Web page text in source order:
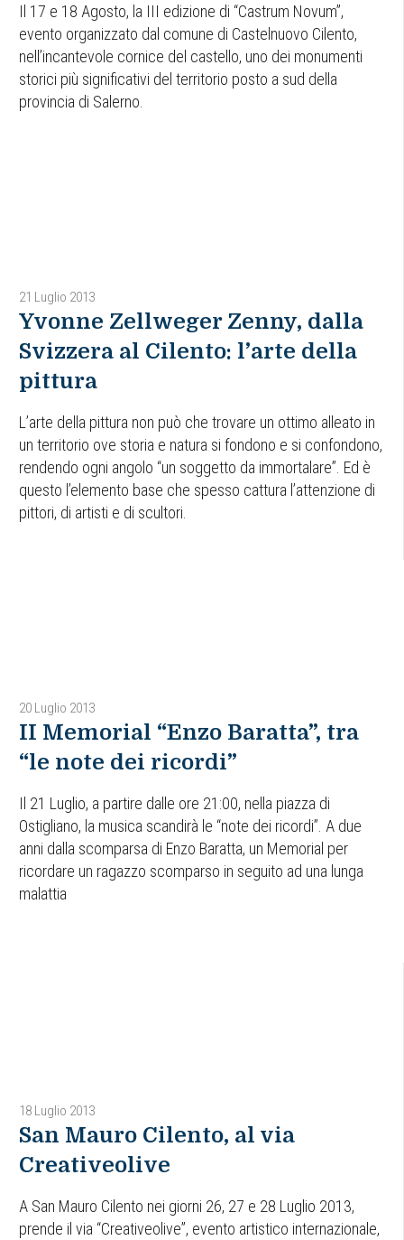
Il 17 e 18 Agosto, la III edizione di “Castrum Novum”,
evento organizzato dal comune di Castelnuovo Cilento,
nell’incantevole cornice del castello, uno dei monumenti
storici più significativi del territorio posto a sud della
provincia di Salerno.
21 Luglio 2013
Yvonne Zellweger Zenny, dalla
Svizzera al Cilento: l’arte della
pittura
L’arte della pittura non può che trovare un ottimo alleato in
un territorio ove storia e natura si fondono e si confondono,
rendendo ogni angolo “un soggetto da immortalare”. Ed è
questo l’elemento base che spesso cattura l’attenzione di
pittori, di artisti e di scultori.
20 Luglio 2013
II Memorial “Enzo Baratta”, tra
“le note dei ricordi”
Il 21 Luglio, a partire dalle ore 21:00, nella piazza di
Ostigliano, la musica scandirà le “note dei ricordi”. A due
anni dalla scomparsa di Enzo Baratta, un Memorial per
ricordare un ragazzo scomparso in seguito ad una lunga
malattia
18 Luglio 2013
San Mauro Cilento, al via
Creativeolive
A San Mauro Cilento nei giorni 26, 27 e 28 Luglio 2013,
prende il via “Creativeolive”, evento artistico internazionale,